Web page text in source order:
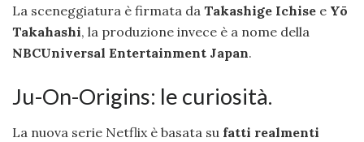
La sceneggiatura è firmata da Takashige Ichise e Yō
Takahashi, la produzione invece è a nome della
NBCUniversal Entertainment Japan.
Ju-On-Origins: le curiosità.
La nuova serie Netflix è basata su fatti realmenti